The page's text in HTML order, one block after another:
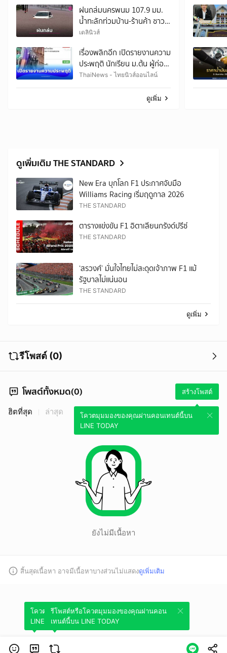
ฝนถล่มนครพนม 107.9 มม.
น้ำทะลักท่วมบ้าน-ร้านค้า ชาว
บ้านบอก “ฝนแสนห่า” ไม่เคย
เดลินิวส์
เรื่องพลิกอีก เปิดรายงานความ
ประพฤติ นักเรียน ม.ต้น ผู้ก่อ
เหตุ
ThaiNews - ไทยนิวส์ออนไลน์
ดูเพิ่ม
ดูเพิ่มเติม THE STANDARD
New Era บุกโลก F1 ประกาศจับมือ
Williams Racing เริ่มฤดูกาล 2026
THE STANDARD
ตารางแข่งขัน F1 อิตาเลียนกรังด์ปรีซ์
THE STANDARD
‘สรวงศ์’ มั่นใจไทยไม่สะดุดเจ้าภาพ F1 แม้
รัฐบาลไม่แน่นอน
THE STANDARD
ดูเพิ่ม
รีโพสต์ (0)
โพสต์ทั้งหมด(0) สร้างโพสต์
โควตมุมมองของคุณผ่านคอนเทนต์นี้บน
LINE TODAY
ฮิตที่สุด ล่าสุด
ยังไม่มีเนื้อหา
สิ้นสุดเนื้อหา อาจมีเนื้อหาบางส่วนไม่แสดงดูเพิ่มเติม
โควตมุมมองของคุณผ่านคอนเทนต์นี้บน
LINE TODAY
รีโพสต์หรือโควตมุมมองของคุณผ่านคอน
เทนต์นี้บน LINE TODAY